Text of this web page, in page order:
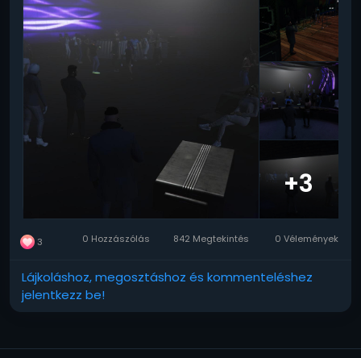
+3
3 0 Hozzászólás 842 Megtekintés 0 Vélemények
Lájkoláshoz, megosztáshoz és kommenteléshez
jelentkezz be!